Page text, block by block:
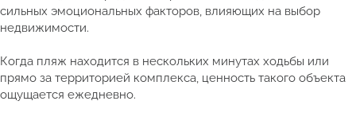
сильных эмоциональных факторов, влияющих на выбор
недвижимости.
Когда пляж находится в нескольких минутах ходьбы или
прямо за территорией комплекса, ценность такого объекта
ощущается ежедневно.